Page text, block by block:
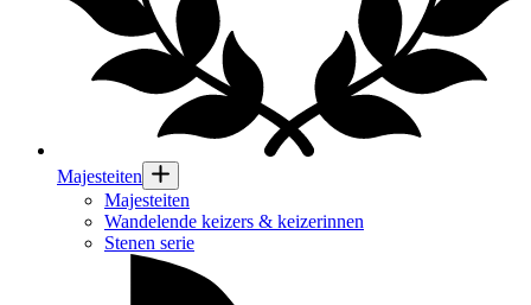
Majesteiten
Majesteiten
Wandelende keizers & keizerinnen
Stenen serie